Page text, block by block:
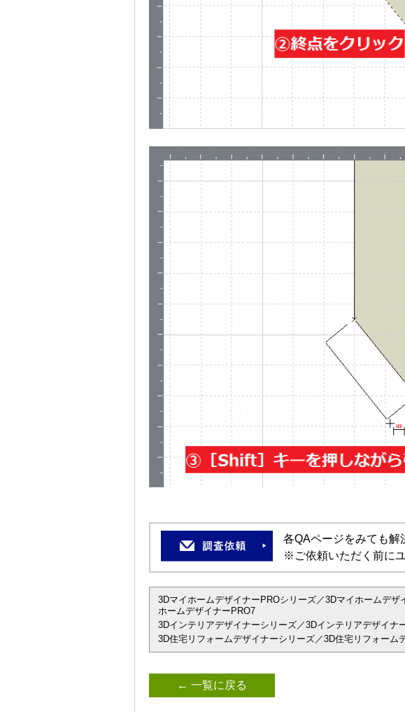
各QAページをみても解
※ご依頼いただく前に
3DマイホームデザイナーPROシリーズ／3Dマイホームデ
ホームデザイナーPRO7
3Dインテリアデザイナーシリーズ／3Dインテリアデザイナ
3D住宅リフォームデザイナーシリーズ／3D住宅リフォーム
← 一覧に戻る